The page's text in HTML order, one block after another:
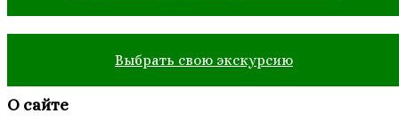
Выбрать свою экскурсию
О сайте